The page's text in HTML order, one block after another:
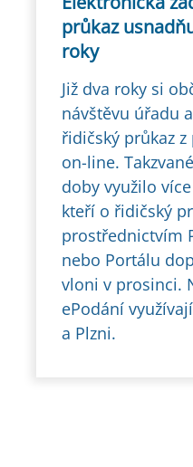
průkaz
roky
Již dva roky si
návštěvu úřadu
řidičský průkaz
on-line.
doby využilo
kteří o řidičský
prostřednictvím
nebo Portálu
vloni v prosinci.
ePodání
a Plzni.